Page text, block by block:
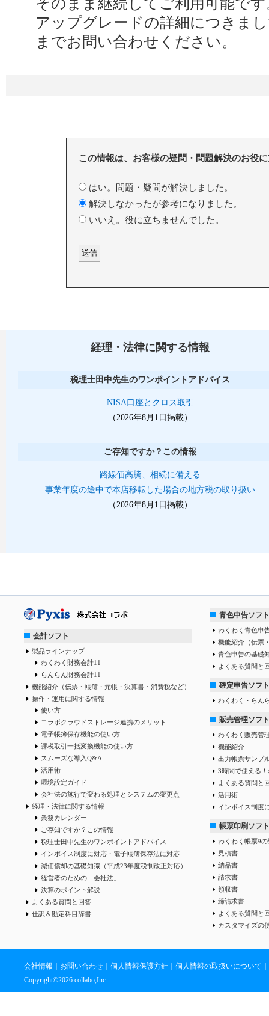
アップグレードの詳細につきま
までお問い合わせください。
この情報は、お客様の疑問・問題解決のお役
はい。問題・疑問が解決しました。
解決しなかったが参考になりました。
いいえ。役に立ちませんでした。
経理・法律に関する情報
税理士田中先生のワンポイントアドバイス
NISA口座とクロス取引
（2026年8月1日掲載）
ご存知ですか？この情報
路線価高騰、相続に備える
事業年度の途中で本店移転した場合の地方税の取り扱い
（2026年8月1日掲載）
会計ソフト
製品ラインナップ
わくわく財務会計11
らんらん財務会計11
機能紹介（伝票・帳簿・元帳・決算書・消費税など）
操作・運用に関する情報
使い方
コラボクラウドストレージ連携のメリット
電子帳簿保存機能の使い方
課税取引一括変換機能の使い方
スムーズな導入Q&A
活用術
環境設定ガイド
会社法の施行で変わる処理とシステムの変更点
経理・法律に関する情報
業務カレンダー
ご存知ですか？この情報
税理士田中先生のワンポイントアドバイス
インボイス制度に対応・電子帳簿保存法に対応
減価償却の基礎知識（平成23年度税制改正対応）
経営者のための「会社法」
決算のポイント解説
よくある質問と回答
仕訳＆勘定科目辞書
青色申告ソフト
わくわく青色申
機能紹介（伝票
青色申告の基礎
よくある質問と
確定申告ソフト
わくわく・らん
販売管理ソフト
わくわく販売管
機能紹介
出力帳票サンプ
3時間で使える
よくある質問と
活用術
インボイス制度
帳票印刷ソフト
わくわく帳票9
見積書
納品書
請求書
領収書
締請求書
よくある質問と
カスタマイズの
会社情報 ｜ お問い合わせ ｜ 個人情報保護方針 ｜ 個人情報の取扱いについて ｜
Copyright©2026 collabo,Inc.